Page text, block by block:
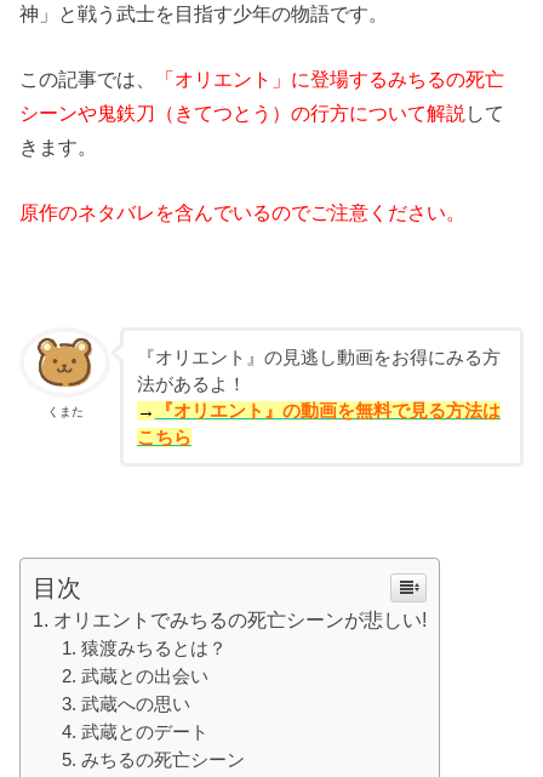
神」と戦う武士を目指す少年の物語です。
この記事では、
「オリエント」に登場するみちるの死亡
シーンや鬼鉄刀（きてつとう）の行方について解説 して
きます。
原作のネタバレを含んでいるのでご注意ください。
くまた
『オリエント』の見逃し動画をお得にみる方
法があるよ！
→
『オリエント』の動画を無料で見る方法は
こちら
目次
オリエントでみちるの死亡シーンが悲しい!
猿渡みちるとは？
武蔵との出会い
武蔵への思い
武蔵とのデート
みちるの死亡シーン